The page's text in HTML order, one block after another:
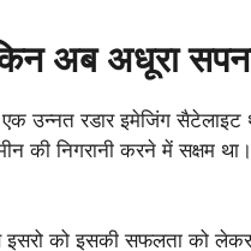
अब अधूरा
उन्नत रडार इमेजिंग
की निगरानी करने में सक्षम
को इसकी सफलता को लेकर